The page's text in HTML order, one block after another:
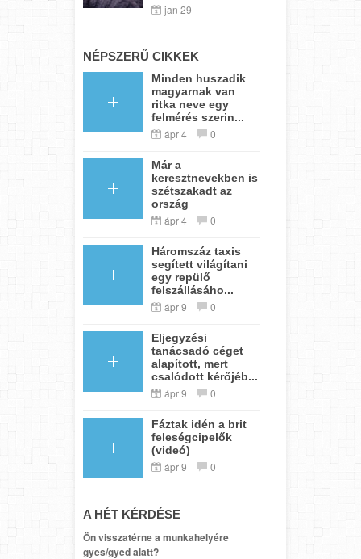
jan 29
NÉPSZERŰ CIKKEK
Minden huszadik
magyarnak van
ritka neve egy
felmérés szerin...
ápr 4 0
Már a
keresztnevekben is
szétszakadt az
ország
ápr 4 0
Háromszáz taxis
segített világítani
egy repülő
felszállásáho...
ápr 9 0
Eljegyzési
tanácsadó céget
alapított, mert
csalódott kérőjéb...
ápr 9 0
Fáztak idén a brit
feleségcipelők
(videó)
ápr 9 0
A HÉT KÉRDÉSE
Ön visszatérne a munkahelyére
gyes/gyed alatt?